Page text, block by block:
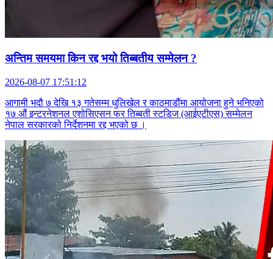
अन्तिम समयमा किन रद्द भयो तिब्बतीय सम्मेलन ?
2026-08-07 17:51:12
आगामी भदौ ७ देखि १३ गतेसम्म धुलिखेल र काठमाडौंमा आयोजना हुने भनिएको
१७ औं इन्टरनेशनल एशोसिएसन फर तिब्बती स्टडिज (आईएटीएस) सम्मेलन
नेपाल सरकारको निर्देशनमा रद्द भएको छ ।